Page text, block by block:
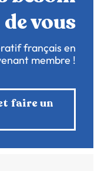
de vous
français en
membre !
faire un